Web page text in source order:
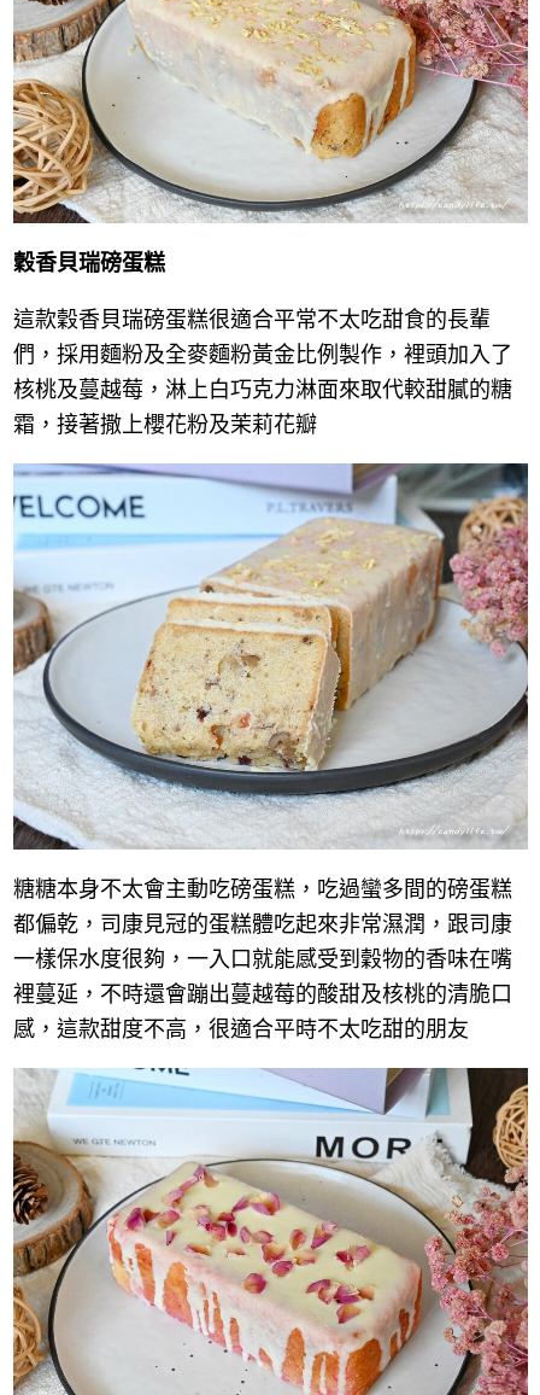
穀香貝瑞磅蛋糕
這款穀香貝瑞磅蛋糕很適合平常不太吃甜食的長輩
們，採用麵粉及全麥麵粉黃金比例製作，裡頭加入了
核桃及蔓越莓，淋上白巧克力淋面來取代較甜膩的糖
霜，接著撒上櫻花粉及茉莉花瓣
糖糖本身不太會主動吃磅蛋糕，吃過蠻多間的磅蛋糕
都偏乾，司康見冠的蛋糕體吃起來非常濕潤，跟司康
一樣保水度很夠，一入口就能感受到穀物的香味在嘴
裡蔓延，不時還會蹦出蔓越莓的酸甜及核桃的清脆口
感，這款甜度不高，很適合平時不太吃甜的朋友